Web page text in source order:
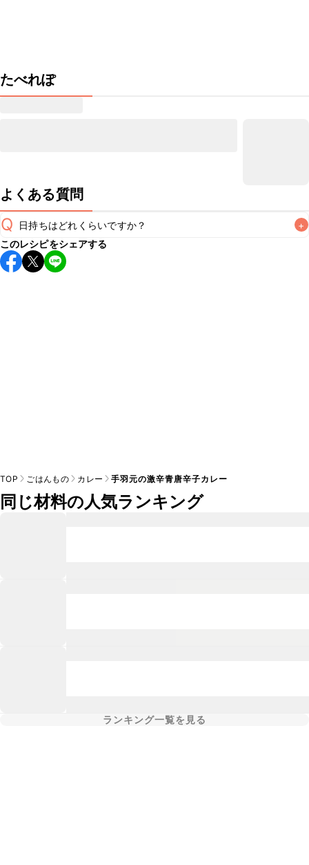
たべれぽ
よくある質問
Q 日持ちはどれくらいですか？ +
保存期間は冷蔵で翌日中が目安です。なるべくお早めにお召
し上がりください。
このレシピをシェアする
TOP ごはんもの カレー 手羽元の激辛青唐辛子カレー
同じ材料の人気ランキング
ランキング一覧を見る